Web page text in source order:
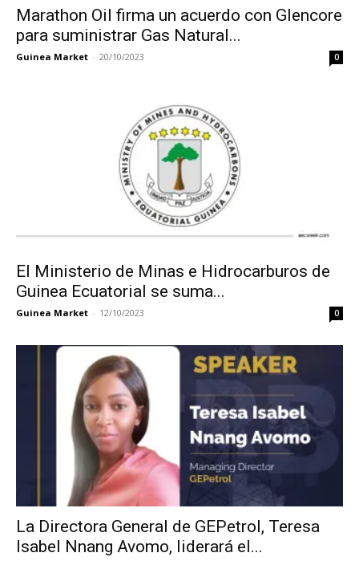
Marathon Oil firma un acuerdo con Glencore
para suministrar Gas Natural...
Guinea Market - 20/10/2023 0
El Ministerio de Minas e Hidrocarburos de
Guinea Ecuatorial se suma...
Guinea Market - 12/10/2023 0
La Directora General de GEPetrol, Teresa
Isabel Nnang Avomo, liderará el...